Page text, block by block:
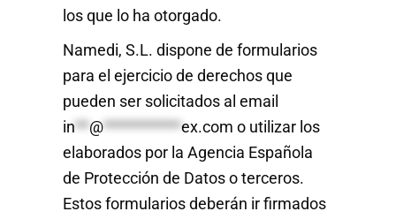
los que lo ha otorgado.
Namedi, S.L. dispone de formularios
para el ejercicio de derechos que
pueden ser solicitados al email
in**@***********ex.com o utilizar los
elaborados por la Agencia Española
de Protección de Datos o terceros.
Estos formularios deberán ir firmados